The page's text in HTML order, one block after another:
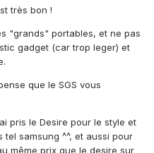
très bon !
"grands" portables, et ne pas
gadget (car trop leger) et
que le SGS vous
pris le Desire pour le style et
samsung ^^, et aussi pour
même prix que le desire sur